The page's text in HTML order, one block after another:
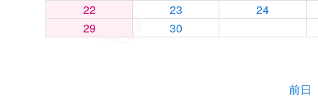
22
23
24
29
30
前日